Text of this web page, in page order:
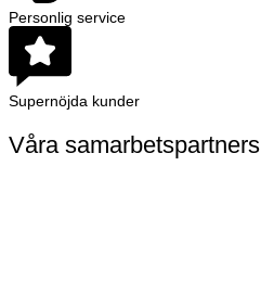
Personlig service
Supernöjda kunder
Våra samarbetspartners